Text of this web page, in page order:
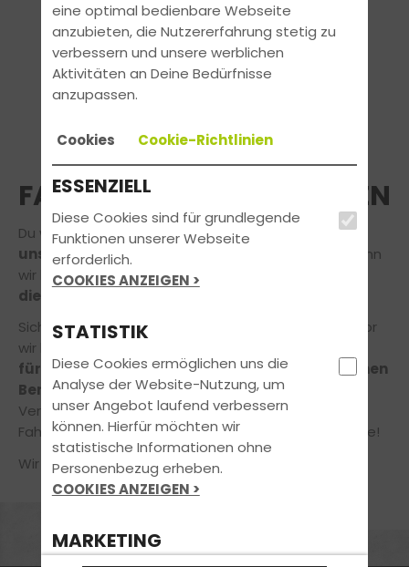
FAHRLEHRER*IN ANFRAGEN
Du würdest gerne Deine Ausbildungbei einem
unserer Fahrprofis
absolvieren? Das freut uns, denn
wir lieben unseren Job und möchten auch Dir gerne
die Freude am Fahren
Sicher hast du noch die ein oder andere Frage, bevor
wir loslegen! Gerne nehmen
für Dichund Dein Anliegenin einem unverbindlichen
Beratungsgespräch!
Vereinbare jetzt online einen Termin in unserer
Fahrschule – ganz einfach und bequem von zuhause!
Wir freuen uns auf Deine Nachricht!
eine optimal bedienbare Webseite
anzubieten, die Nutzererfahrung stetig zu
verbessern und unsere werblichen
Aktivitäten an Deine Bedürfnisse
anzupassen.
Cookies Cookie-Richtlinien
ESSENZIELL
Diese Cookies sind für grundlegende
Funktionen unserer Webseite
erforderlich.
COOKIES ANZEIGEN >
STATISTIK
Diese Cookies ermöglichen uns die
Analyse der Website-Nutzung, um
unser Angebot laufend verbessern
können. Hierfür möchten wir
statistische Informationen ohne
Personenbezug erheben.
COOKIES ANZEIGEN >
MARKETING